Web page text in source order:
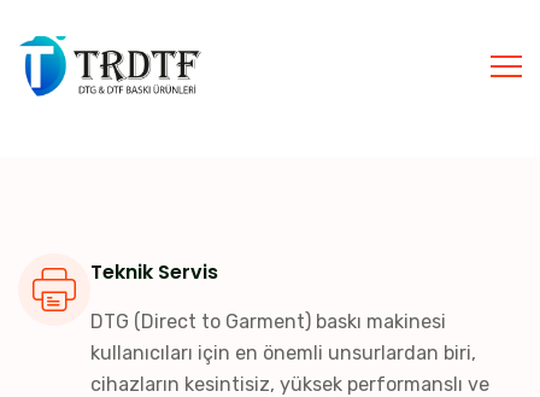
Teknik Servis
DTG (Direct to Garment) baskı makinesi
kullanıcıları için en önemli unsurlardan biri,
cihazların kesintisiz, yüksek performanslı ve